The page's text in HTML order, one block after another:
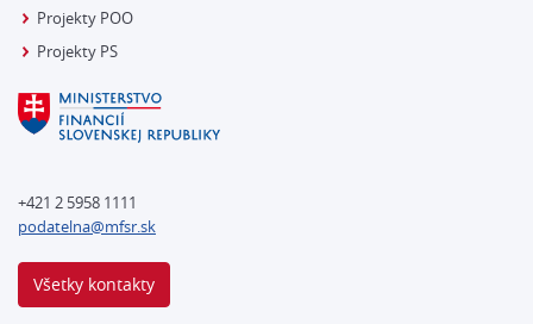
Projekty POO
Projekty PS
+421 2 5958 1111
podatelna@mfsr.sk
Všetky kontakty